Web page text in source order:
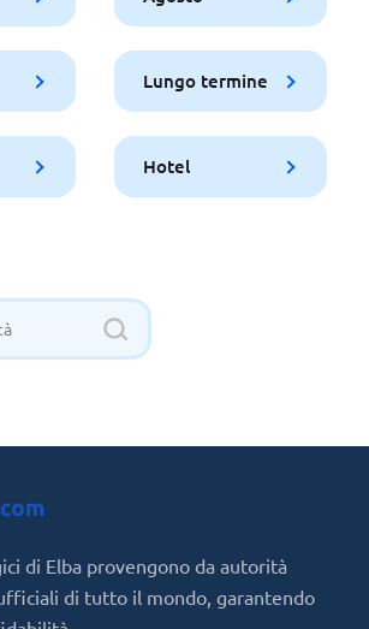
Lungo termine
Hotel
di Elba provengono da autorità
di tutto il mondo, garantendo